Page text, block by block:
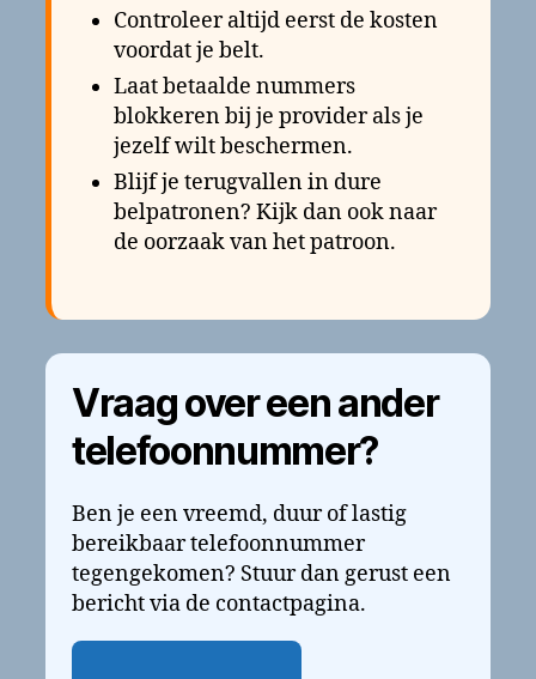
Controleer altijd eerst de kosten
voordat je belt.
Laat betaalde nummers
blokkeren bij je provider als je
jezelf wilt beschermen.
Blijf je terugvallen in dure
belpatronen? Kijk dan ook naar
de oorzaak van het patroon.
Vraag over een ander
telefoonnummer?
Ben je een vreemd, duur of lastig
bereikbaar telefoonnummer
tegengekomen? Stuur dan gerust een
bericht via de contactpagina.